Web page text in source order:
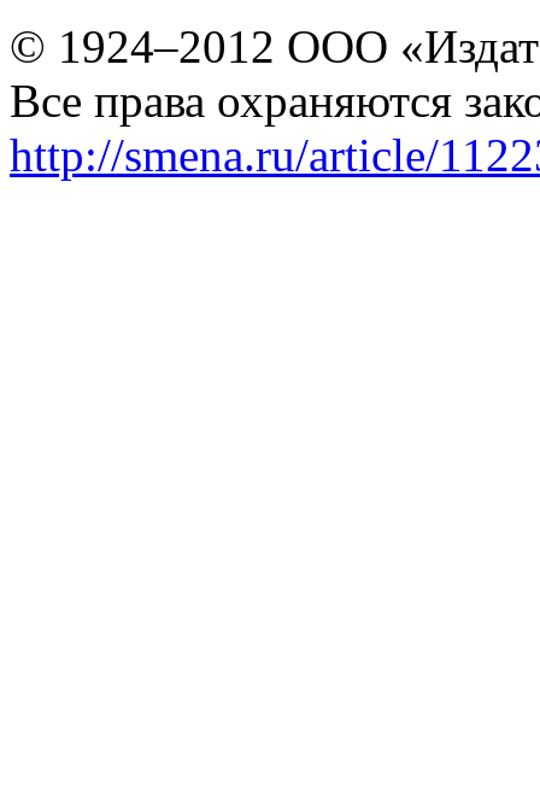
© 1924–2012 ООО
Все права охраняются
http://smena.ru/article/